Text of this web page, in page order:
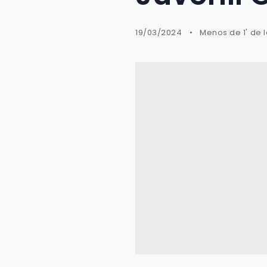
19/03/2024 Menos de 1' de